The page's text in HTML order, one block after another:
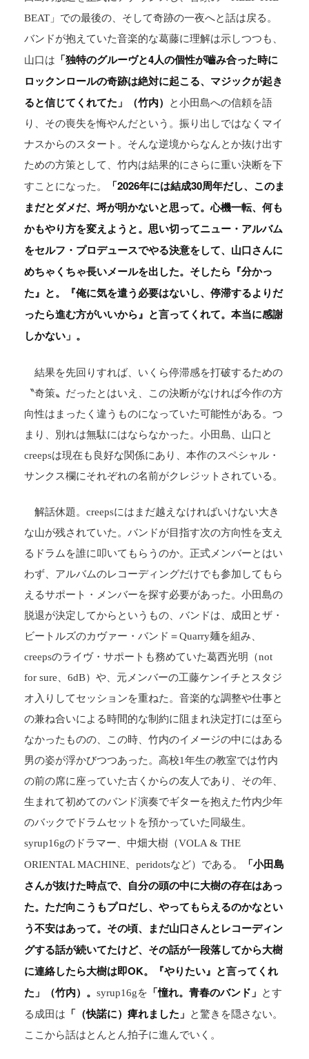
BEAT」での最後の、そして奇跡の一夜へと話は戻る。
バンドが抱えていた音楽的な葛藤に理解は示しつつも、
山口は
「独特のグルーヴと4人の個性が嚙み合った時に
ロックンロールの奇跡は絶対に起こる、マジックが起き
ると信じてくれてた」（竹内）
と小田島への信頼を語
り、その喪失を悔やんだという。振り出しではなくマイ
ナスからのスタート。そんな逆境からなんとか抜け出す
ための方策として、竹内は結果的にさらに重い決断を下
すことになった。
「2026年には結成30周年だし、このま
まだとダメだ、埒が明かないと思って。心機一転、何も
かもやり方を変えようと。思い切ってニュー・アルバム
をセルフ・プロデュースでやる決意をして、山口さんに
めちゃくちゃ長いメールを出した。そしたら『分かっ
た』と。『俺に気を遣う必要はないし、停滞するよりだ
ったら進む方がいいから』と言ってくれて。本当に感謝
しかない」。
結果を先回りすれば、いくら停滞感を打破するための
〝奇策〟だったとはいえ、この決断がなければ今作の方
向性はまったく違うものになっていた可能性がある。つ
まり、別れは無駄にはならなかった。小田島、山口と
creepsは現在も良好な関係にあり、本作のスペシャル・
サンクス欄にそれぞれの名前がクレジットされている。
解話休題。creepsにはまだ越えなければいけない大き
な山が残されていた。バンドが目指す次の方向性を支え
るドラムを誰に叩いてもらうのか。正式メンバーとはい
わず、アルバムのレコーディングだけでも参加してもら
えるサポート・メンバーを探す必要があった。小田島の
脱退が決定してからというもの、バンドは、成田とザ・
ビートルズのカヴァー・バンド＝Quarry麺を組み、
creepsのライヴ・サポートも務めていた葛西光明（not
for sure、6dB）や、元メンバーの工藤ケンイチとスタジ
オ入りしてセッションを重ねた。音楽的な調整や仕事と
の兼ね合いによる時間的な制約に阻まれ決定打には至ら
なかったものの、この時、竹内のイメージの中にはある
男の姿が浮かびつつあった。高校1年生の教室では竹内
の前の席に座っていた古くからの友人であり、その年、
生まれて初めてのバンド演奏でギターを抱えた竹内少年
のバックでドラムセットを預かっていた同級生。
syrup16gのドラマー、中畑大樹（VOLA & THE
ORIENTAL MACHINE、peridotsなど）である。
「小田島
さんが抜けた時点で、自分の頭の中に大樹の存在はあっ
た。ただ向こうもプロだし、やってもらえるのかなとい
う不安はあって。その頃、まだ山口さんとレコーディン
グする話が続いてたけど、その話が一段落してから大樹
に連絡したら大樹は即OK。『やりたい』と言ってくれ
た」（竹内）。 syrup16gを 「憧れ。青春のバンド」
とす
る成田は
「（快諾に）痺れました」
と驚きを隠さない。
ここから話はとんとん拍子に進んでいく。